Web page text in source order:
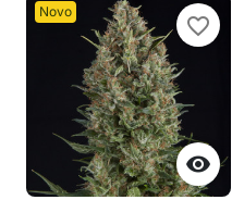
Novo

favorite_border